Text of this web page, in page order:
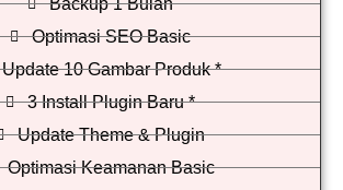
Backup 1 Bulan
Optimasi SEO Basic
Update 10 Gambar Produk *
3 Install Plugin Baru *
Update Theme & Plugin
Optimasi Keamanan Basic